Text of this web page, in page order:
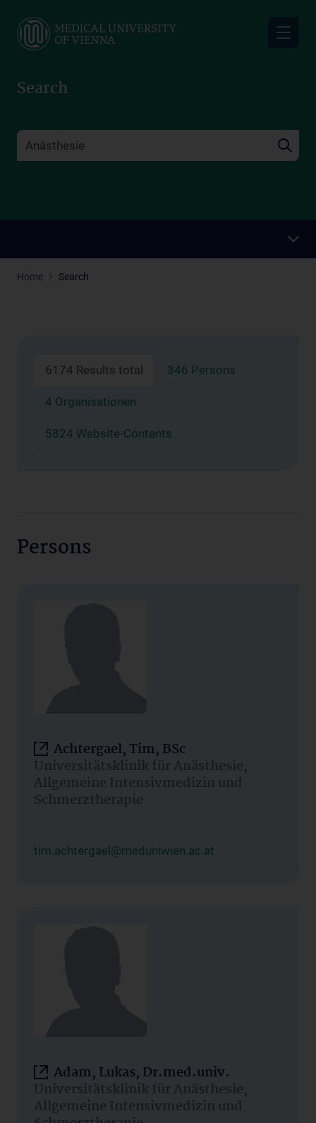
main
Search
Home Search
6174 Results total 346 Persons
4 Organisationen
5824 Website-Contents
Persons
Achtergael, Tim, BSc
Universitätsklinik für Anästhesie,
Allgemeine Intensivmedizin und
Schmerztherapie
tim.achtergael@meduniwien.ac.at
Adam, Lukas, Dr.med.univ.
Universitätsklinik für Anästhesie,
Allgemeine Intensivmedizin und